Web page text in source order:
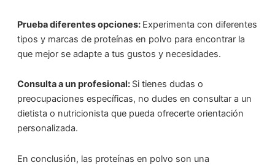
Prueba diferentes opciones: Experimenta con diferentes
tipos y marcas de proteínas en polvo para encontrar la
que mejor se adapte a tus gustos y necesidades.
Consulta a un profesional: Si tienes dudas o
preocupaciones específicas, no dudes en consultar a un
dietista o nutricionista que pueda ofrecerte orientación
personalizada.
En conclusión, las proteínas en polvo son una